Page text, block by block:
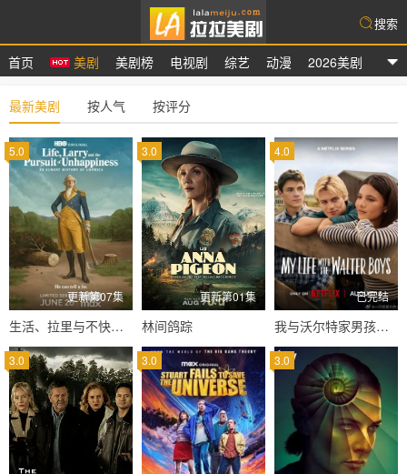
拉拉美剧
首页 美剧 美剧榜 电视剧 综艺 动漫 2026美剧
搜索
最新美剧 按人气 按评分
5.0
更新第07集
生活、拉里与不快乐的追求：一部美国史
3.0
更新第01集
林间鸽踪
4.0
已完结
我与沃尔特家男孩的生活第三季
3.0 3.0 3.0